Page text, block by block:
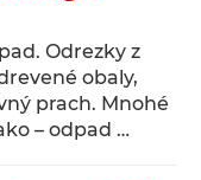
Odrezky z
obaly,
prach. Mnohé
– odpad …